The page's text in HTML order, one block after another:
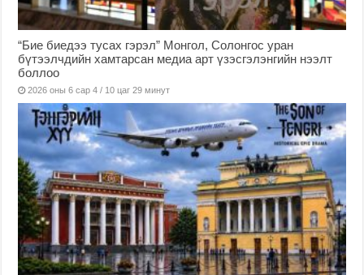
“Бие биедээ тусах гэрэл” Монгол, Солонгос уран
бүтээлчдийн хамтарсан медиа арт үзэсгэлэнгийн нээлт
боллоо
2026 оны 6 сар 4 / 10 цаг 29 минут